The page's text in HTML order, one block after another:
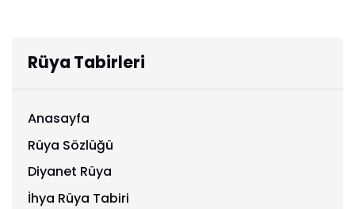
Rüya Tabirleri
Anasayfa
Rüya Sözlüğü
Diyanet Rüya
İhya Rüya Tabiri